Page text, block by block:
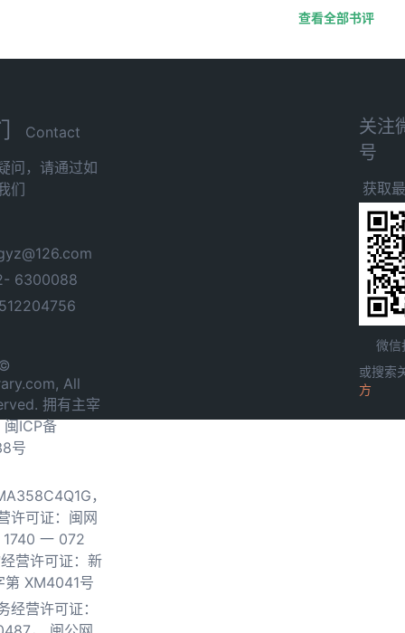
查看全部书评
Contact
问，请通过如
们
6300088
All
拥有主宰
闽ICP备
号
，
许可证：闽网
一 072
营许可证：新
第 XM4041号
经营许可证：
关注
号
获取
微信
或搜索
方